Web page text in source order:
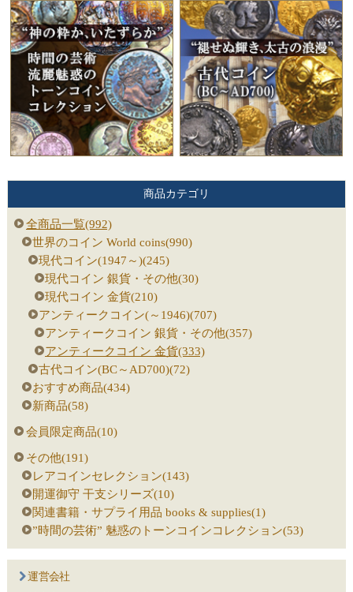
商品カテゴリ
全商品一覧(992)
世界のコイン World coins(990)
現代コイン(1947～)(245)
現代コイン 銀貨・その他(30)
現代コイン 金貨(210)
アンティークコイン(～1946)(707)
アンティークコイン 銀貨・その他(357)
アンティークコイン 金貨(333)
古代コイン(BC～AD700)(72)
おすすめ商品(434)
新商品(58)
会員限定商品(10)
その他(191)
レアコインセレクション(143)
開運御守 干支シリーズ(10)
関連書籍・サプライ用品 books & supplies(1)
”時間の芸術” 魅惑のトーンコインコレクション(53)
運営会社